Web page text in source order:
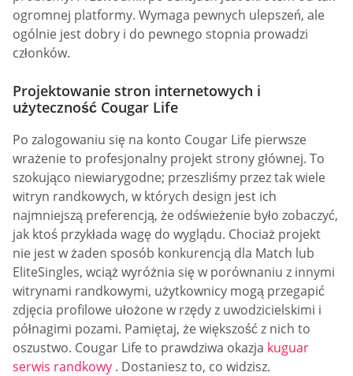
ogromnej platformy. Wymaga pewnych ulepszeń, ale
ogólnie jest dobry i do pewnego stopnia prowadzi
członków.
Projektowanie stron internetowych i
użyteczność Cougar Life
Po zalogowaniu się na konto Cougar Life pierwsze
wrażenie to profesjonalny projekt strony głównej. To
szokująco niewiarygodne; przeszliśmy przez tak wiele
witryn randkowych, w których design jest ich
najmniejszą preferencją, że odświeżenie było zobaczyć,
jak ktoś przykłada wagę do wyglądu. Chociaż projekt
nie jest w żaden sposób konkurencją dla Match lub
EliteSingles, wciąż wyróżnia się w porównaniu z innymi
witrynami randkowymi, użytkownicy mogą przegapić
zdjęcia profilowe ułożone w rzędy z uwodzicielskimi i
półnagimi pozami. Pamiętaj, że większość z nich to
oszustwo. Cougar Life to prawdziwa okazja kuguar
serwis randkowy . Dostaniesz to, co widzisz.